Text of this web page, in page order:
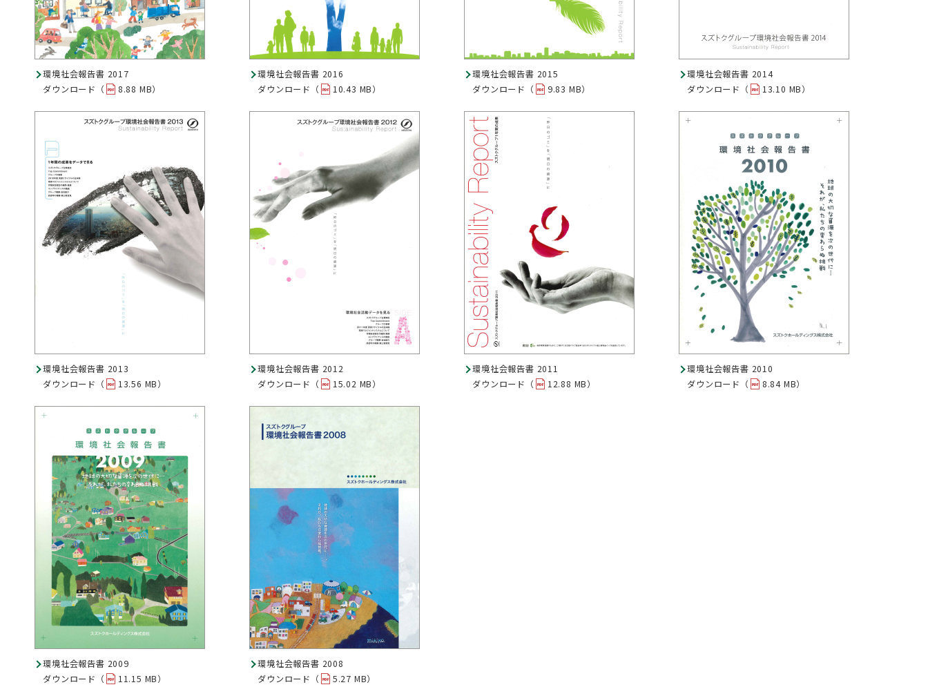
環境社会報告書 2017
ダウンロード（
8.88 MB）
環境社会報告書 2016
ダウンロード（
10.43 MB）
環境社会報告書 2015
ダウンロード（
9.83 MB）
環境社会報告書 2014
ダウンロード（
13.10 MB）
環境社会報告書 2013
ダウンロード（
13.56 MB）
環境社会報告書 2012
ダウンロード（
15.02 MB）
環境社会報告書 2011
ダウンロード（
12.88 MB）
環境社会報告書 2010
ダウンロード（
8.84 MB）
環境社会報告書 2009
ダウンロード（
11.15 MB）
環境社会報告書 2008
ダウンロード（
5.27 MB）